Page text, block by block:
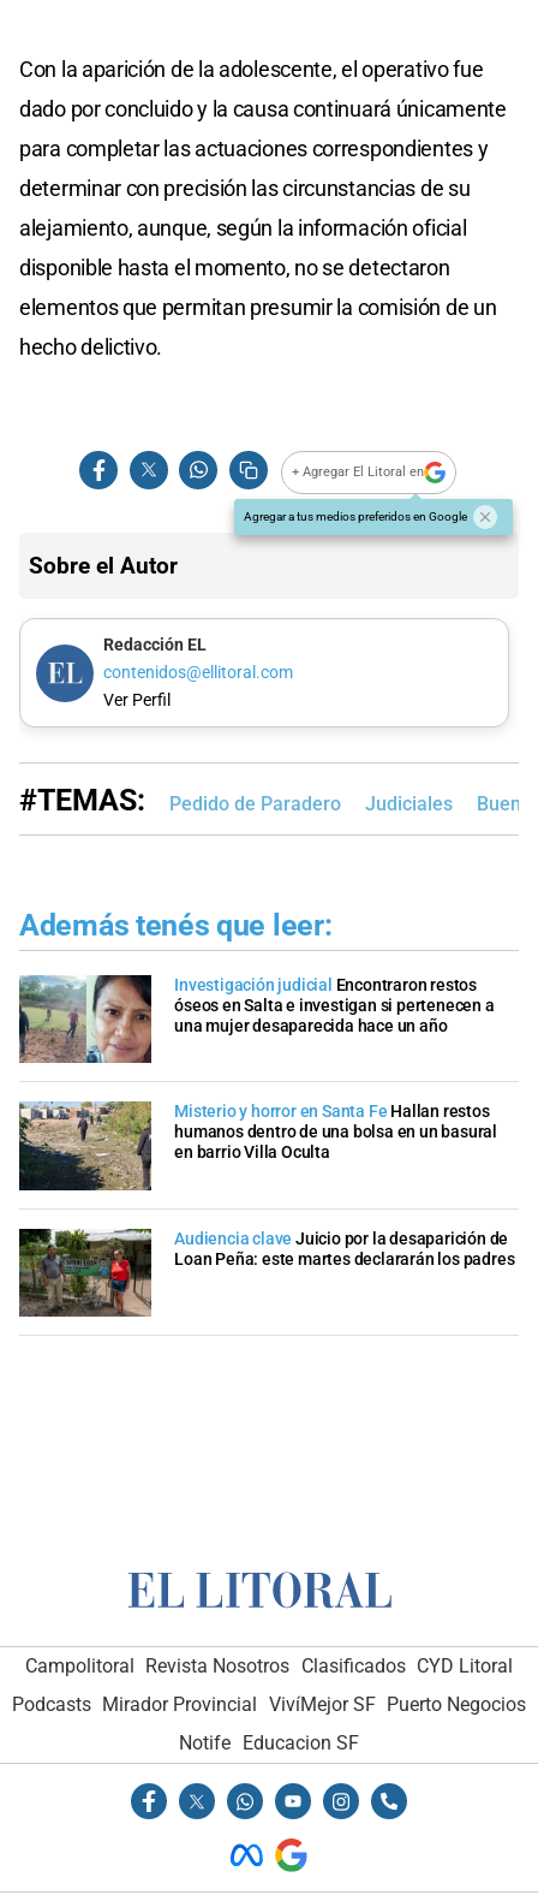
Con la aparición de la adolescente, el operativo fue
dado por concluido y la causa continuará únicamente
para completar las actuaciones correspondientes y
determinar con precisión las circunstancias de su
alejamiento, aunque, según la información oficial
disponible hasta el momento, no se detectaron
elementos que permitan presumir la comisión de un
hecho delictivo.
+ Agregar El Litoral en
Agregar a tus medios preferidos en Google
Sobre el Autor
Redacción EL
contenidos@ellitoral.com
Ver Perfil
#TEMAS: Pedido de Paradero Judiciales
Además tenés que leer:
Investigación judicial Encontraron restos
óseos en Salta e investigan si pertenecen a
una mujer desaparecida hace un año
Misterio y horror en Santa Fe Hallan restos
humanos dentro de una bolsa en un basural
en barrio Villa Oculta
Audiencia clave Juicio por la desaparición de
Loan Peña: este martes declararán los padres
Campolitoral Revista Nosotros Clasificados CYD Litoral
Podcasts Mirador Provincial VivíMejor SF Puerto Negocios
Notife Educacion SF